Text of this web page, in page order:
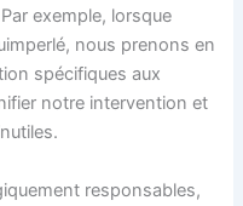
exemple, lorsque
nous prenons en
spécifiques aux
notre intervention et
responsables,